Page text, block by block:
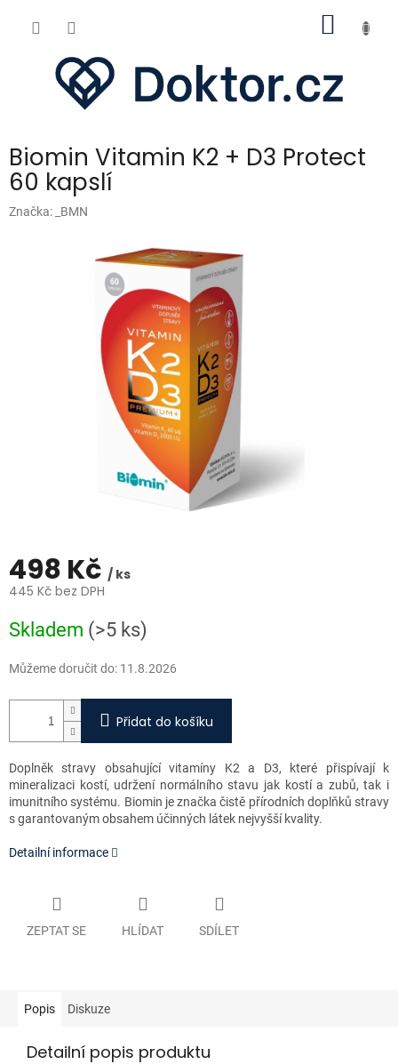
Biomin Vitamin K2 + D3 Protect
60 kapslí
Značka: _BMN
498 Kč / ks
445 Kč bez DPH
cena:
Skladem (>5 ks)
Můžeme doručit do: 11.8.2026
Přidat do košíku
Doplněk stravy obsahující vitamíny K2 a D3, které přispívají k
mineralizaci kostí, udržení normálního stavu jak kostí a zubů, tak i
imunitního systému. Biomin je značka čistě přírodních doplňků stravy
s garantovaným obsahem účinných látek nejvyšší kvality.
Detailní informace
ZEPTAT SE HLÍDAT SDÍLET
Popis Diskuze
Detailní popis produktu